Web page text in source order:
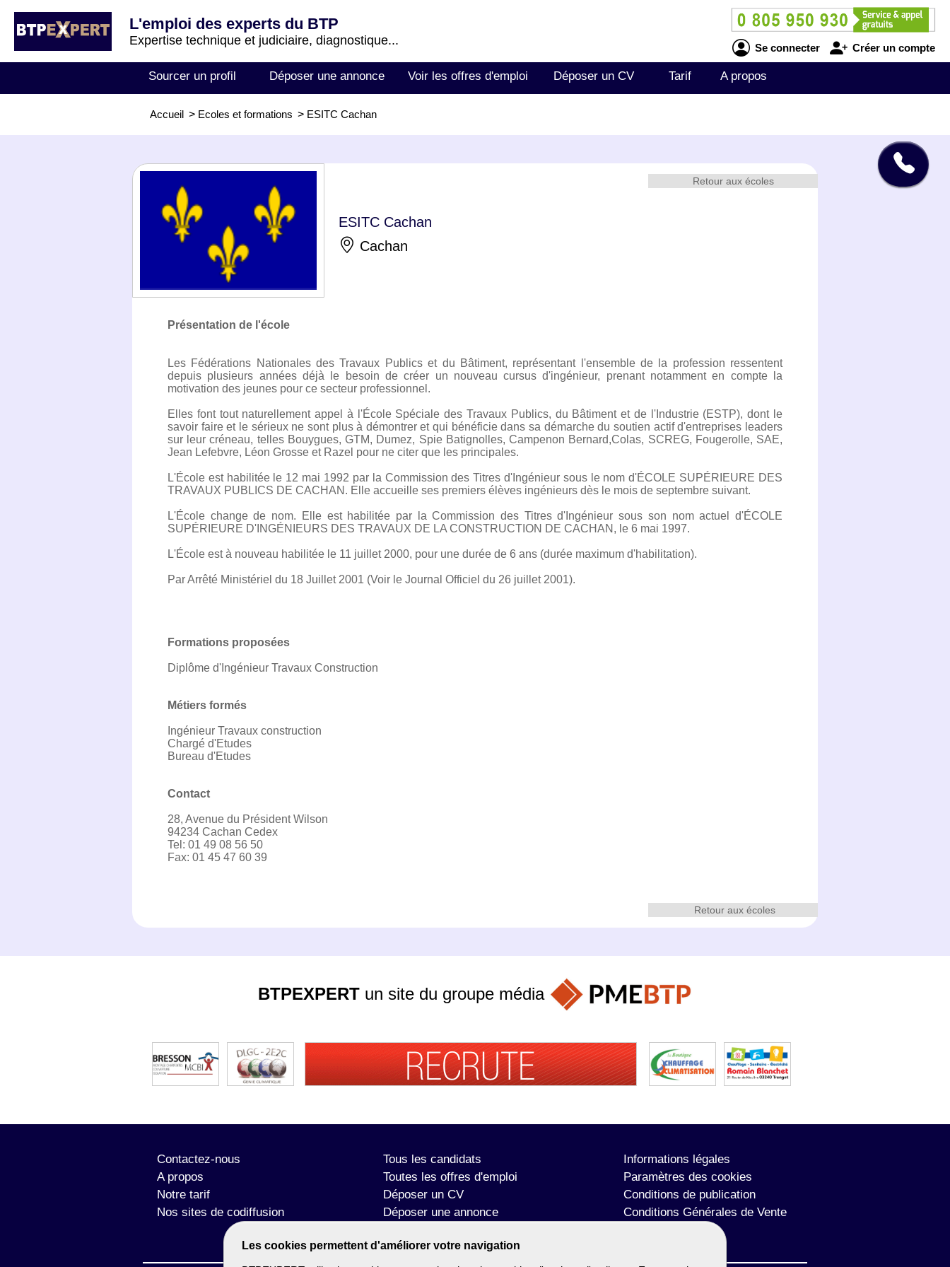
L'emploi des experts du BTP
Expertise technique et judiciaire, diagnostique...
Se connecter Créer un compte
Sourcer un profil Déposer une annonce Voir les offres d'emploi Déposer un CV Tarif A propos
Accueil > Ecoles et formations > ESITC Cachan
Retour aux écoles
ESITC Cachan
Cachan
Présentation de l'école
Les Fédérations Nationales des Travaux Publics et du Bâtiment, représentant l'ensemble de la profession ressentent
depuis plusieurs années déjà le besoin de créer un nouveau cursus d'ingénieur, prenant notamment en compte la
motivation des jeunes pour ce secteur professionnel.
Elles font tout naturellement appel à l'École Spéciale des Travaux Publics, du Bâtiment et de l'Industrie (ESTP), dont le
savoir faire et le sérieux ne sont plus à démontrer et qui bénéficie dans sa démarche du soutien actif d'entreprises leaders
sur leur créneau, telles Bouygues, GTM, Dumez, Spie Batignolles, Campenon Bernard,Colas, SCREG, Fougerolle, SAE,
Jean Lefebvre, Léon Grosse et Razel pour ne citer que les principales.
L'École est habilitée le 12 mai 1992 par la Commission des Titres d'Ingénieur sous le nom d'ÉCOLE SUPÉRIEURE DES
TRAVAUX PUBLICS DE CACHAN. Elle accueille ses premiers élèves ingénieurs dès le mois de septembre suivant.
L'École change de nom. Elle est habilitée par la Commission des Titres d'Ingénieur sous son nom actuel d'ÉCOLE
SUPÉRIEURE D'INGÉNIEURS DES TRAVAUX DE LA CONSTRUCTION DE CACHAN, le 6 mai 1997.
L'École est à nouveau habilitée le 11 juillet 2000, pour une durée de 6 ans (durée maximum d'habilitation).
Par Arrêté Ministériel du 18 Juillet 2001 (Voir le Journal Officiel du 26 juillet 2001).
Formations proposées
Diplôme d'Ingénieur Travaux Construction
Métiers formés
Ingénieur Travaux construction
Chargé d'Etudes
Bureau d'Etudes
Contact
28, Avenue du Président Wilson
94234 Cachan Cedex
Tel: 01 49 08 56 50
Fax: 01 45 47 60 39
Retour aux écoles
Les cookies permettent d'améliorer votre navigation
BTPEXPERTun site du groupe média
Contactez-nous
A propos
Notre tarif
Nos sites de codiffusion
Tous les candidats
Toutes les offres d'emploi
Déposer un CV
Déposer une annonce
Informations légales
Paramètres des cookies
Conditions de publication
Conditions Générales de Vente